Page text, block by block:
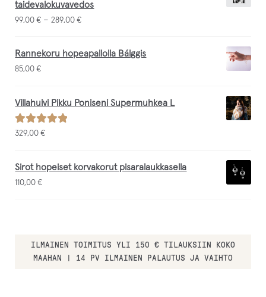
taidevalokuvavedos
99,00€ –289,00€
Rannekoru hopeapallolla Bálggis
85,00€
Villahuivi Pikku Poniseni Supermuhkea L
Arvostelu
5.00 / 5
329,00€
Sirot hopeiset korvakorut pisaralaukkasella
110,00€
ILMAINEN TOIMITUS YLI 150 € TILAUKSIIN KOKO
MAAHAN | 14 PV ILMAINEN PALAUTUS JA VAIHTO